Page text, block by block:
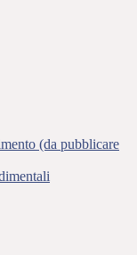
(da pubblicare